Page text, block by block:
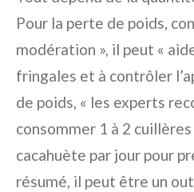
Pour la perte de poids,
modération », il peut «
fringales et à contrôler
de poids, « les experts
consommer 1 à 2
cacahuète par jour pour
résumé, il peut être un